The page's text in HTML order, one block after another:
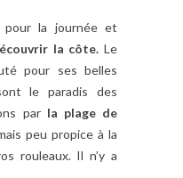
pour la journée et
la côte.Le
pour ses belles
le paradis des
par la plage de
peu propice à la
rouleaux. Il n’y a